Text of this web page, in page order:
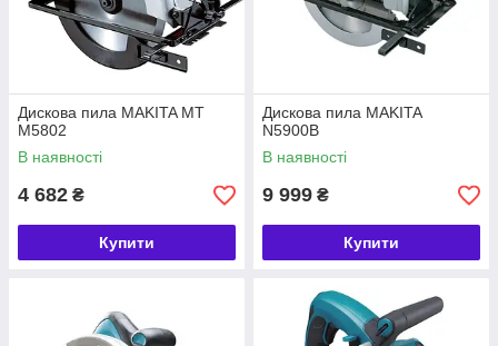
Дискова пила MAKITA MT
M5802
В наявності
4 682 ₴
Купити
Дискова пила MAKITA
N5900B
В наявності
9 999 ₴
Купити